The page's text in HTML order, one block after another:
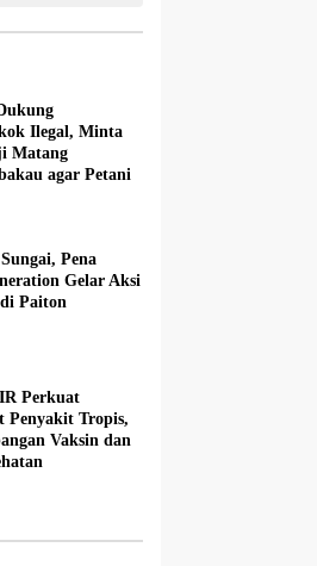
Ilegal, Minta
Matang
agar Petani
Pena
Gelar Aksi
Paiton
Perkuat
Penyakit Tropis,
Vaksin dan